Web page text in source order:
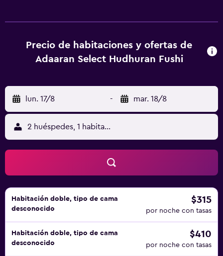
acondicionado y televisión. Todas ellas disponen de
minibar, una sala de estar en la habitación y una
tetera/cafetera. Los baños tienen una ducha de lluvia y,
restaurante, donde se sirven platos internacionales,
Adaaran Select Hudhuranfushi ofrece a sus huéspedes
todo lo necesario para disfrutar de una noche agradable,
sin tener que dejar la propiedad. También hay una gran
variedad de bebidas en el bar al aire libre, desde donde se
conduciendo Aeropuerto Internacional de Male.
Thulusdhoo está cerca de la propiedad.
Precio de habitaciones y ofertas de
Adaaran Select Hudhuran Fushi
lun. 17/8 - mar. 18/8
2 huéspedes, 1 habitación
Habitación doble, tipo de cama
desconocido
$315
por noche con tasas
Habitación doble, tipo de cama
desconocido
$410
por noche con tasas